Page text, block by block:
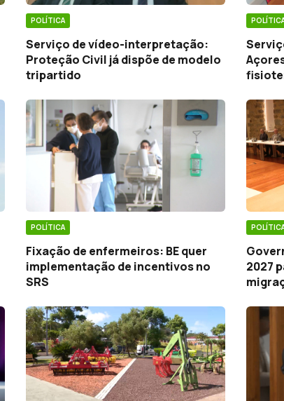
POLÍTICA
Serviço de vídeo-interpretação:
Proteção Civil já dispõe de modelo
tripartido
POLÍTICA
Fixação de enfermeiros: BE quer
implementação de incentivos no
SRS
2027